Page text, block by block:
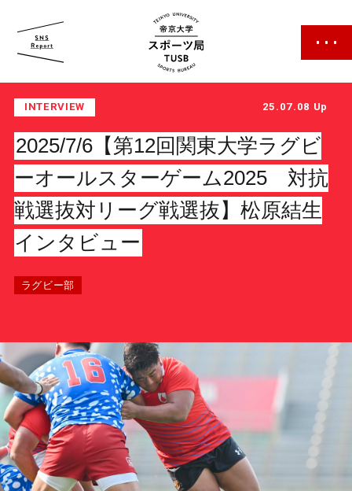
帝京大学 スポーツ局
スポーツ局について
クラブ紹介
クラブ一覧
サポーターの会カレンダー
お知らせ
サポート情報
運動部支援
INTERVIEW 25.07.08 Up
2025/7/6【第12回関東大学ラグビ
ーオールスターゲーム2025 対抗
戦選抜対リーグ戦選抜】松原結生
インタビュー
ラグビー部